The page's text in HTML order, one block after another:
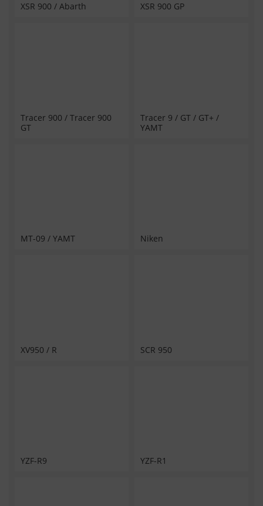
XSR 900 / Abarth XSR 900 GP
Tracer 900 / Tracer 900
GT
Tracer 9 / GT / GT+ /
YAMT
MT-09 / YAMT Niken
XV950 / R SCR 950
YZF-R9 YZF-R1